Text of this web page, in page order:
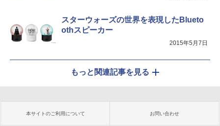
スターウォーズの世界を表現したBlueto
othスピーカー
2015年5月7日
もっと関連記事を見る
本サイトのご利用について お問い合わせ